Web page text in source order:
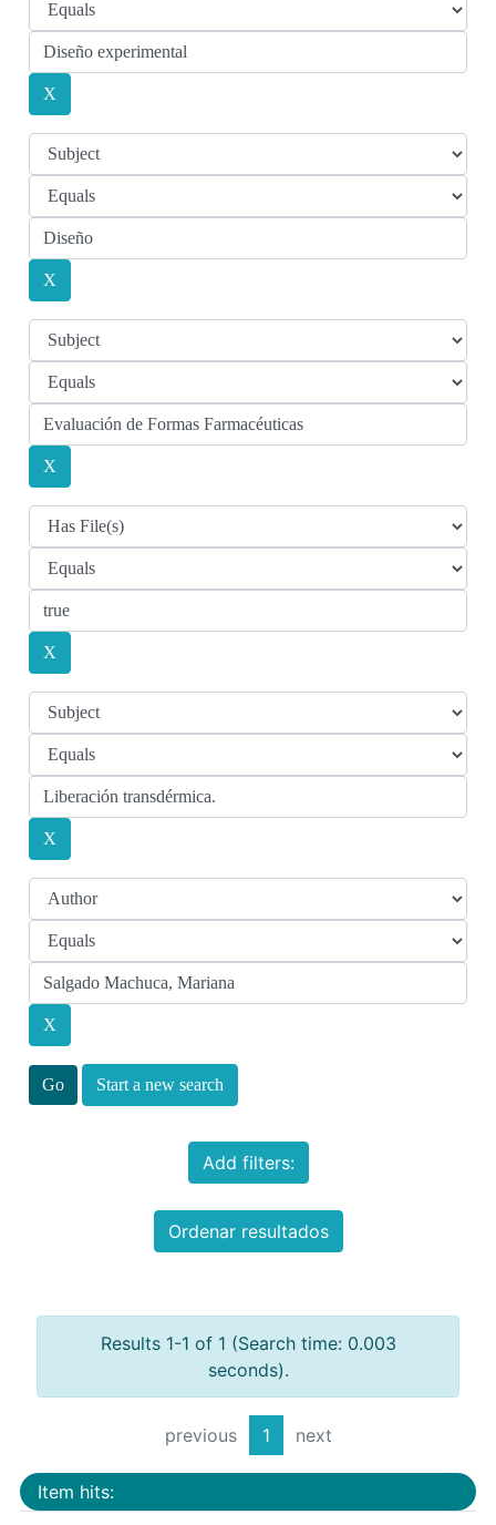
Start a new search
Add filters:
Ordenar resultados
Results 1-1 of 1 (Search time: 0.003
seconds).
previous 1 next
Item hits: